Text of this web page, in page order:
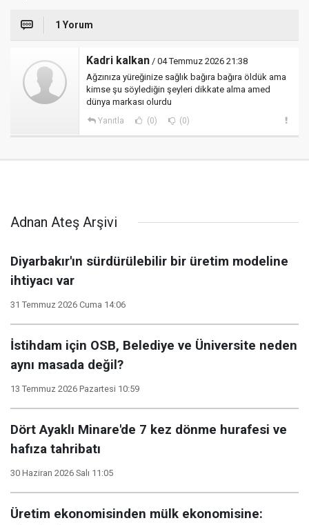
1 Yorum
Kadri kalkan / 04 Temmuz 2026 21:38
Ağzınıza yüreğinize sağlık bağıra bağıra öldük ama
kimse şu söylediğin şeyleri dikkate alma amed
dünya markası olurdu
Yanıtla (0) (0)
Adnan Ateş Arşivi
Diyarbakır'ın sürdürülebilir bir üretim modeline
ihtiyacı var
31 Temmuz 2026 Cuma 14:06
İstihdam için OSB, Belediye ve Üniversite neden
aynı masada değil?
13 Temmuz 2026 Pazartesi 10:59
Dört Ayaklı Minare'de 7 kez dönme hurafesi ve
hafıza tahribatı
30 Haziran 2026 Salı 11:05
Üretim ekonomisinden mülk ekonomisine: